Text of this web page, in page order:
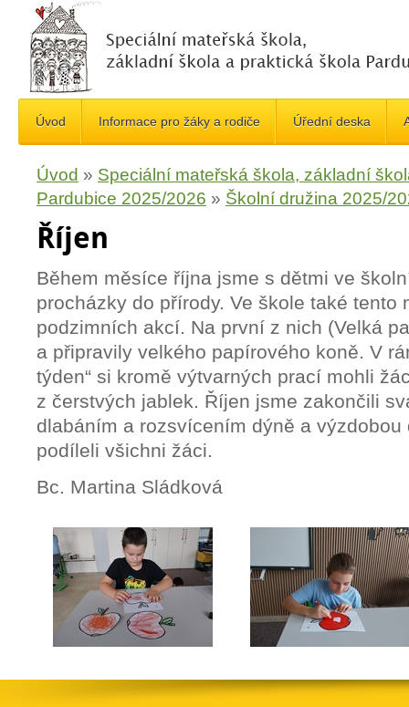
Úvod Informace pro žáky a rodiče Úřední deska
Úvod » Speciální mateřská škola, základní
Pardubice 2025/2026 » Školní družina 2025/
Říjen
Během měsíce října jsme s dětmi ve
procházky do přírody. Ve škole také tento
podzimních akcí. Na první z nich (Velká
a připravily velkého papírového koně. V
týden“ si kromě výtvarných prací mohli
z čerstvých jablek. Říjen jsme zakončili
dlabáním a rozsvícením dýně a výzdobou
podíleli všichni žáci.
Bc. Martina Sládková